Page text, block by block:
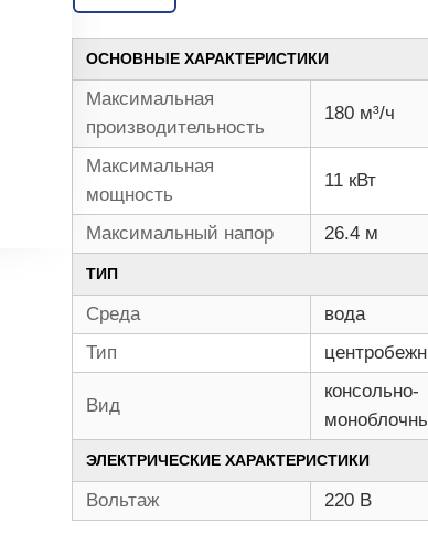
ОСНОВНЫЕ ХАРАКТЕРИСТИКИ
Максимальная
производительность
180 м³/ч
Максимальная
мощность
11 кВт
Максимальный напор 26.4 м
ТИП
Среда
вода
Тип
Вид
консольно-
ЭЛЕКТРИЧЕСКИЕ ХАРАКТЕРИСТИКИ
Вольтаж 220 В